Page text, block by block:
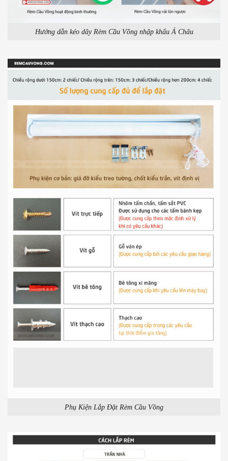
Hướng dẫn kéo dây Rèm Cầu Vồng nhập khẩu Á Châu
Phụ Kiện Lắp Đặt Rèm Cầu Vồng